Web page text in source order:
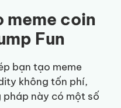
meme coin
Fun
bạn tạo meme
không tốn phí,
này có một số